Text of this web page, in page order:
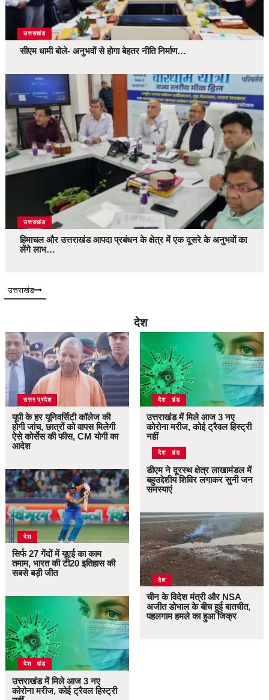
उत्तराखंड
सीएम धामी बोले- अनुभवों से होगा बेहतर नीति निर्माण…
उत्तराखंड
हिमाचल और उत्तराखंड आपदा प्रबंधन के क्षेत्र में एक दूसरे के अनुभवों का
लेंगे लाभ…
उत्तराखंड
देश
उत्तर प्रदेश
यूपी के हर यूनिवर्सिटी कॉलेज की
होगी जांच, छात्रों को वापस मिलेगी
ऐसे कोर्सेस की फीस, CM योगी का
आदेश
देश
सिर्फ 27 गेंदों में यूएई का काम
तमाम, भारत की टी20 इतिहास की
सबसे बड़ी जीत
उत्तराखंड
देश
उत्तराखंड में मिले आज 3 नए
कोरोना मरीज, कोई ट्रैवल हिस्ट्री
उत्तराखंड
देश
उत्तराखंड में मिले आज 3 नए
कोरोना मरीज, कोई ट्रैवल हिस्ट्री
नहीं
उत्तराखंड
देश
डीएम ने दूरस्थ क्षेत्र लाखामंडल में
बहुउद्देशीय शिविर लगाकर सुनी जन
समस्याएं
देश
चीन के विदेश मंत्री और NSA
अजीत डोभाल के बीच हुई बातचीत,
पहलगाम हमले का हुआ जिक्र